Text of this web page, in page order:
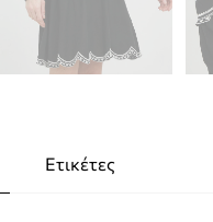
Ετικέτες